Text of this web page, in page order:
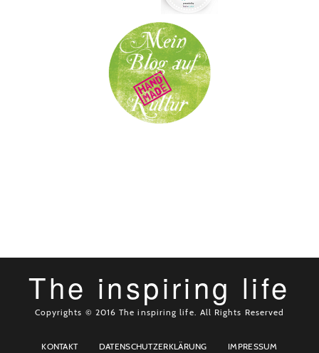
The inspiring life
Copyrights © 2016 The inspiring life. All Rights Reserved
KONTAKT DATENSCHUTZERKLÄRUNG IMPRESSUM